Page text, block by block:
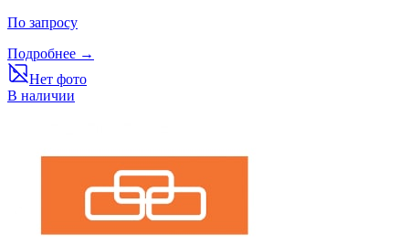
По запросу
Подробнее →
Нет фото
В наличии